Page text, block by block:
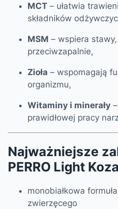
MCT – ułatwia
składników
MSM – wspiera
przeciwzapalnie,
Zioła – wspomagają
organizmu,
Witaminy i minerały
prawidłowej pracy
Najważniejsze
PERRO Light
monobiałkowa
zwierzęcego